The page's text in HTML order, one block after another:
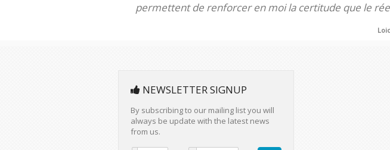
permettent de renforcer en moi la certitude que le
Loic
NEWSLETTER SIGNUP
By subscribing to our mailing list you will
always be update with the latest news
from us.